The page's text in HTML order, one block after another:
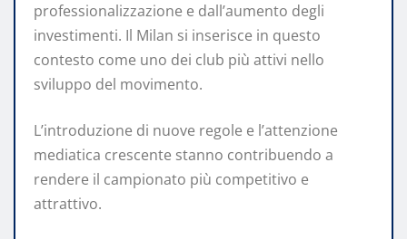
professionalizzazione e dall’aumento degli
investimenti. Il Milan si inserisce in questo
contesto come uno dei club più attivi nello
sviluppo del movimento.
L’introduzione di nuove regole e l’attenzione
mediatica crescente stanno contribuendo a
rendere il campionato più competitivo e
attrattivo.